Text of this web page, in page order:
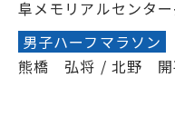
阜メモリアルセンタ
男子ハーフマラソン
熊橋 弘将 / 北野 開